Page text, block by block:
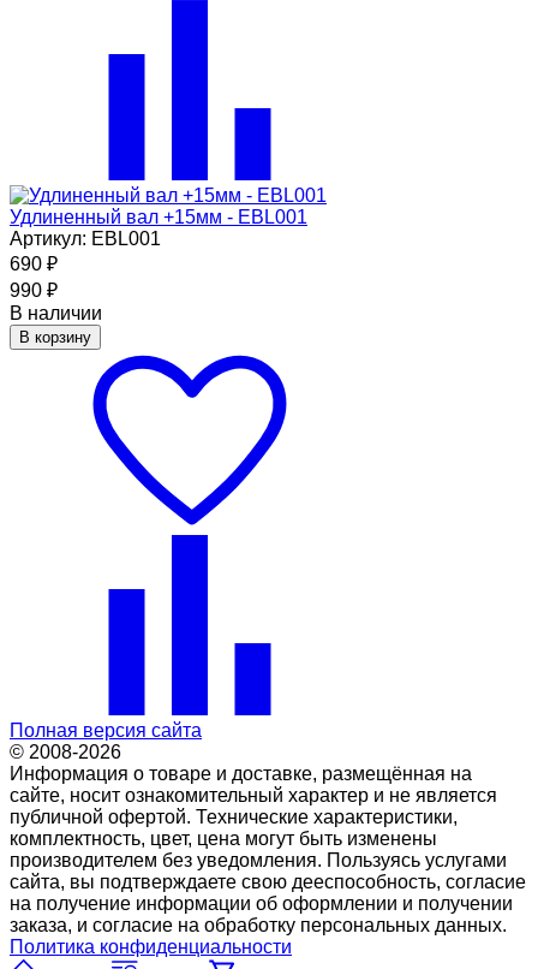
Удлиненный вал +15мм - EBL001
Артикул: EBL001
690 ₽
990 ₽
В наличии
В корзину
Полная версия сайта
© 2008-2026
Информация о товаре и доставке, размещённая на
сайте, носит ознакомительный характер и не является
публичной офертой. Технические характеристики,
комплектность, цвет, цена могут быть изменены
производителем без уведомления. Пользуясь услугами
сайта, вы подтверждаете свою дееспособность, согласие
на получение информации об оформлении и получении
заказа, и согласие на обработку персональных данных.
Политика конфиденциальности